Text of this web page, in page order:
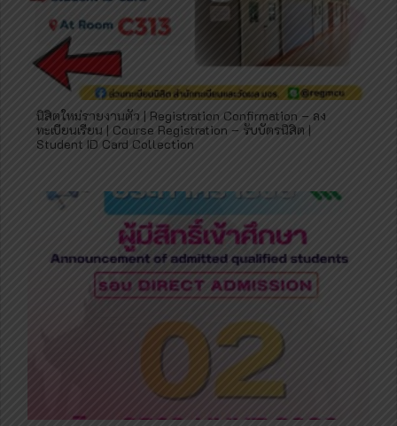
นิสิตใหม่รายงานตัว | Registration Confirmation – ลง
ทะเบียนเรียน | Course Registration – รับบัตรนิสิต |
Student ID Card Collection